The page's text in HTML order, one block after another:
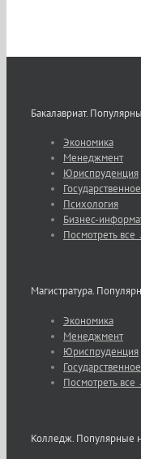
Бакалавриат.
Экономика
Менеджмент
Юриспруденция
Психология
Бизнес-
Посмотреть все
Магистратура.
Экономика
Менеджмент
Юриспруденция
Посмотреть все
Колледж. Популярные